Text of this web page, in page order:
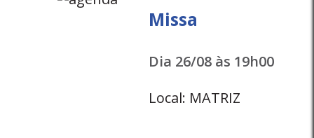
Missa
Dia 26/08 às 19h00
Local: MATRIZ